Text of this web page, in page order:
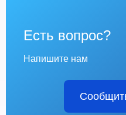
Есть вопрос?
Напишите нам